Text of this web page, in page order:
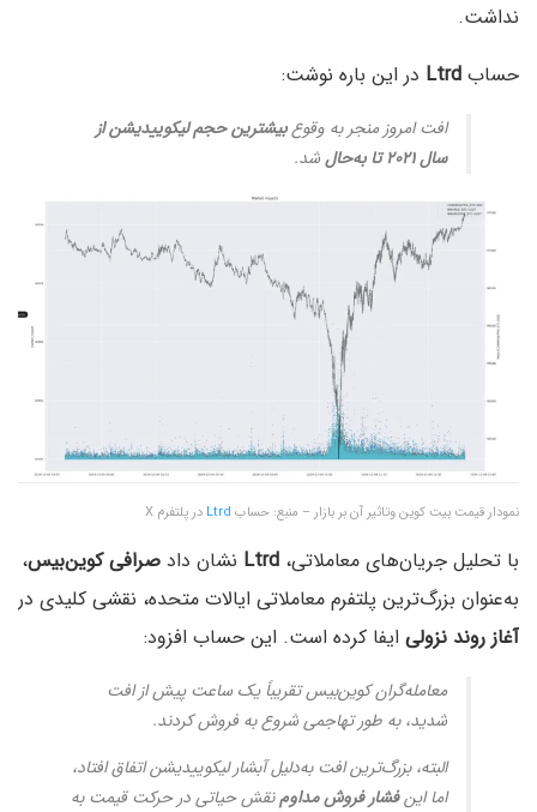
نداشت.
حساب Ltrd در این باره نوشت:
افت امروز منجر به وقوعبیشترین حجم لیکوییدیشن از
سال ۲۰۲۱ تا به‌حال
شد.
نمودار قیمت بیت کوین وتاثیر آن بر بازار – منبع: حساب Ltrd در پلتفرم X
با تحلیل جریان‌های معاملاتی، Ltrd نشان داد صرافی کوین‌بیس،
به‌عنوان بزرگ‌ترین پلتفرم معاملاتی ایالات متحده، نقشی کلیدی در
آغاز روند نزولی ایفا کرده است. این حساب افزود:
معامله‌گران کوین‌بیس تقریباً یک ساعت پیش از افت
شدید، به طور تهاجمی شروع به فروش کردند.
البته، بزرگ‌ترین افت به‌دلیل آبشار لیکوییدیشن اتفاق افتاد،
اما اینفشار فروش مداومنقش حیاتی در حرکت قیمت به